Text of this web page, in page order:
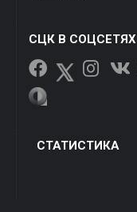
СЦК В СОЦСЕТЯХ
СТАТИСТИКА